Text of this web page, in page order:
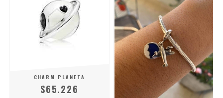
CHARM PLANETA
$65.226